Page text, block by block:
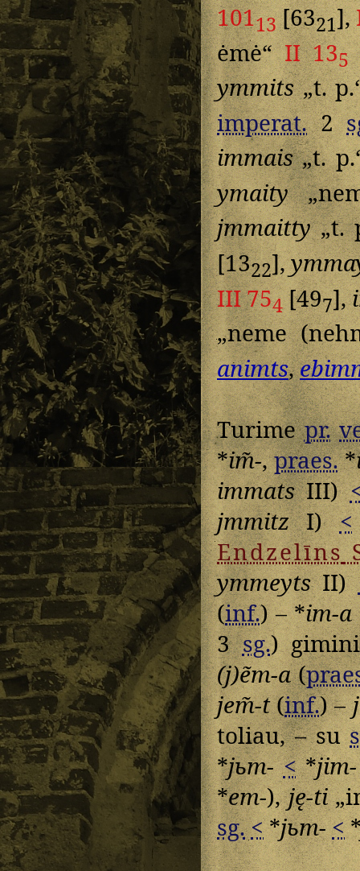
10113[6321],
ėmė“II 135
ymmits„t.
imperat.2
immais„t.
ymaity
jmmaitty„t.
[1322],
III 754[497],
„neme
animts,
Turimepr.
*im̃-,praes.*
immatsIII)
jmmitzI)<
Endzelīns
ymmeytsII)
(inf.) – *im-a
3sg.)
(j)ẽm-a(
jem̃-t(inf.) –
toliau, – su
*jьm- <*jim-
*em-),ję-ti
sg.<*jьm-<